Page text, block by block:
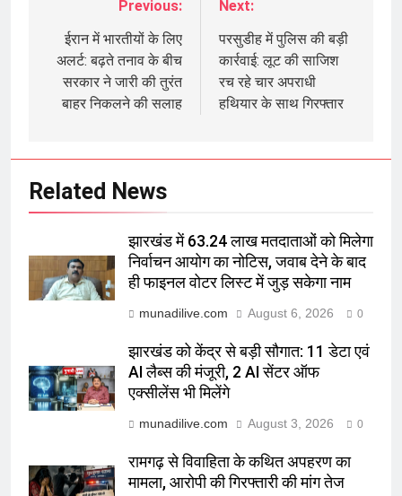
navigation
Previous:
ईरान में भारतीयों के लिए
अलर्ट: बढ़ते तनाव के बीच
सरकार ने जारी की तुरंत
बाहर निकलने की सलाह
Next:
परसुडीह में पुलिस की बड़ी
कार्रवाई: लूट की साजिश
रच रहे चार अपराधी
हथियार के साथ गिरफ्तार
Related News
झारखंड में 63.24 लाख मतदाताओं को मिलेगा
निर्वाचन आयोग का नोटिस, जवाब देने के बाद
ही फाइनल वोटर लिस्ट में जुड़ सकेगा नाम
munadilive.com August 6, 2026 0
झारखंड को केंद्र से बड़ी सौगात: 11 डेटा एवं
AI लैब्स की मंजूरी, 2 AI सेंटर ऑफ
एक्सीलेंस भी मिलेंगे
munadilive.com August 3, 2026 0
रामगढ़ से विवाहिता के कथित अपहरण का
मामला, आरोपी की गिरफ्तारी की मांग तेज